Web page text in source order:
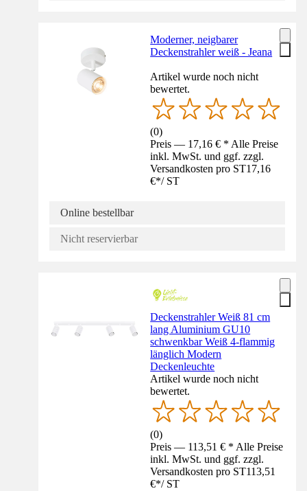
Moderner, neigbarer
Deckenstrahler weiß - Jeana
Artikel wurde noch nicht
bewertet.
(0)
Preis — 17,16 € * Alle Preise
inkl. MwSt. und ggf. zzgl.
Versandkosten pro ST17,16
€*/ ST
Online bestellbar
Nicht reservierbar
Deckenstrahler Weiß 81 cm
lang Aluminium GU10
schwenkbar Weiß 4-flammig
länglich Modern
Deckenleuchte
Artikel wurde noch nicht
bewertet.
(0)
Preis — 113,51 € * Alle Preise
inkl. MwSt. und ggf. zzgl.
Versandkosten pro ST113,51
€*/ ST